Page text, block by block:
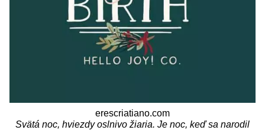
erescriatiano.com
Svätá noc, hviezdy oslnivo žiaria. Je noc, keď sa narodil